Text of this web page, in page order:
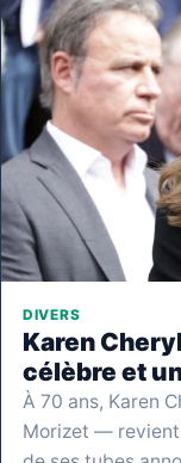
DIVERS
Karen
célèbre et
À 70 ans, Karen
Morizet —